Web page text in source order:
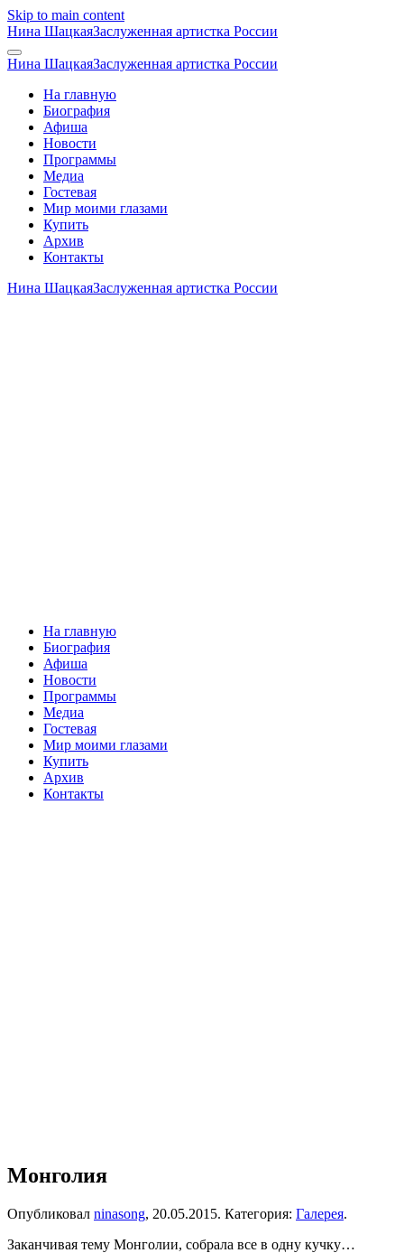
Skip to main content
Нина ШацкаяЗаслуженная артистка России
Нина ШацкаяЗаслуженная артистка России
На главную
Биография
Афиша
Новости
Программы
Медиа
Гостевая
Мир моими глазами
Купить
Архив
Контакты
Нина ШацкаяЗаслуженная артистка России
На главную
Биография
Афиша
Новости
Программы
Медиа
Гостевая
Мир моими глазами
Купить
Архив
Контакты
Монголия
Опубликовал ninasong, 20.05.2015. Категория: Галерея.
Заканчивая тему Монголии, собрала все в одну кучку…